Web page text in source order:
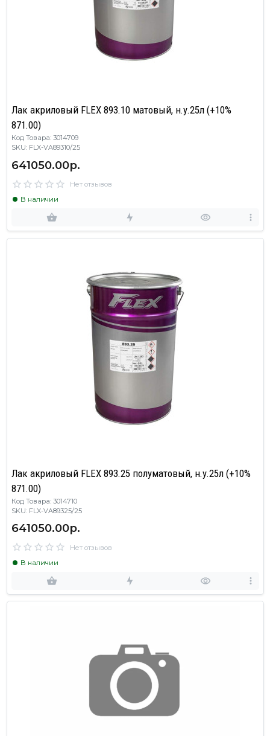
Лак акриловый FLEX 893.10 матовый, н.у.25л (+10%
871.00)
Код Товара: 3014709
SKU: FLX-VA89310/25
641050.00р.
Нет отзывов
В наличии
Лак акриловый FLEX 893.25 полуматовый, н.у.25л (+10%
871.00)
Код Товара: 3014710
SKU: FLX-VA89325/25
641050.00р.
Нет отзывов
В наличии